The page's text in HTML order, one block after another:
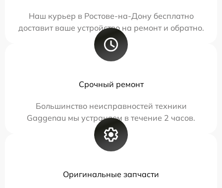
Наш курьер в Ростове-на-Дону бесплатно
доставит ваше устройство на ремонт и обратно.
Срочный ремонт
Большинство неисправностей техники
Gaggenau мы устраняем в течение 2 часов.
Оригинальные запчасти